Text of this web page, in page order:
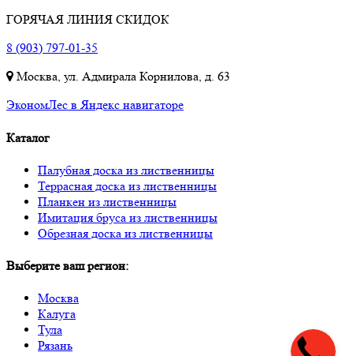
ГОРЯЧАЯ ЛИНИЯ СКИДОК
8 (903) 797-01-35
Москва, ул. Адмирала Корнилова, д. 63
ЭкономЛес в Яндекс навигаторе
Каталог
Палубная доска из лиственницы
Террасная доска из лиственницы
Планкен из лиственницы
Имитация бруса из лиственницы
Обрезная доска из лиственницы
Выберите ваш регион:
Москва
Калуга
Тула
Рязань